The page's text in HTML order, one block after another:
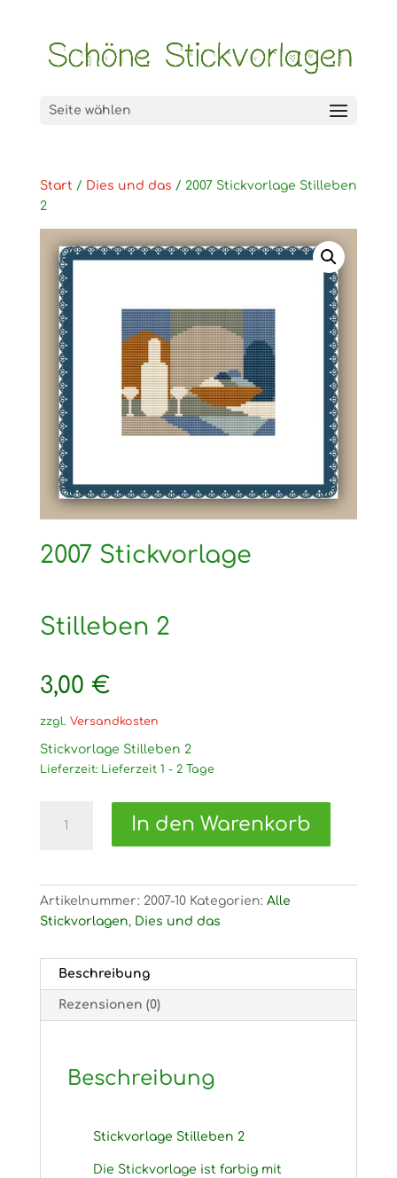
Seite wählen
Start / Dies und das / 2007 Stickvorlage Stilleben
2
2007 Stickvorlage
Stilleben 2
3,00 €
zzgl. Versandkosten
Stickvorlage Stilleben 2
Lieferzeit: Lieferzeit 1 - 2 Tage
Stickvorlage
In den Warenkorb
Artikelnummer: 2007-10 Kategorien: Alle
Stickvorlagen, Dies und das
Beschreibung
Rezensionen (0)
Beschreibung
Stickvorlage Stilleben 2
Die Stickvorlage ist farbig mit